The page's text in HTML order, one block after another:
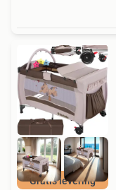
Gratis levering